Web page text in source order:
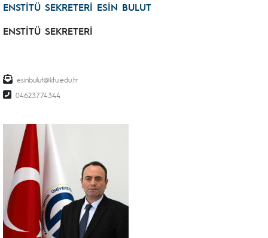
ENSTİTÜ SEKRETERİ ESİN BULUT
ENSTİTÜ SEKRETERİ
esinbulut@ktu.edu.tr
04623774344